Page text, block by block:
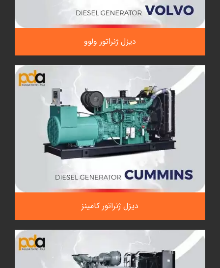
دیزل ژنراتور ولوو
دیزل ژنراتور کامینز